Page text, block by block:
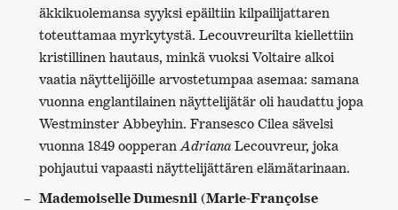
äkkikuolemansa syyksi epäiltiin kilpailijattaren
toteuttamaa myrkytystä. Lecouvreurilta kiellettiin
kristillinen hautaus, minkä vuoksi Voltaire alkoi
vaatia näyttelijöille arvostetumpaa asemaa: samana
vuonna englantilainen näyttelijätär oli haudattu jopa
Westminster Abbeyhin. Fransesco Cilea sävelsi
vuonna 1849 oopperan AdrianaLecouvreur, joka
pohjautui vapaasti näyttelijättären elämätarinaan.
Mademoiselle Dumesnil (Marie-Françoise